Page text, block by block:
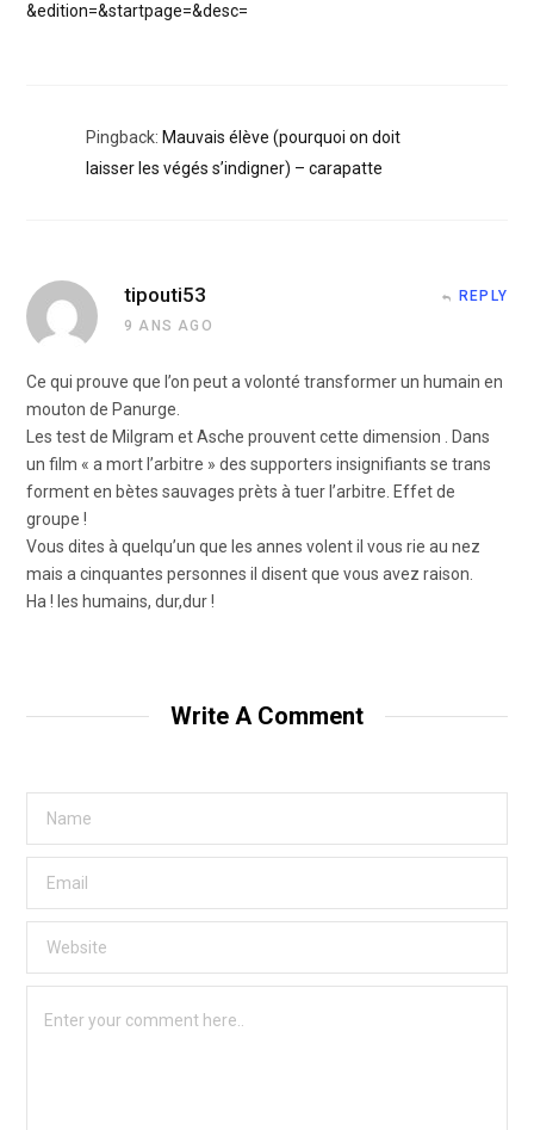
&edition=&startpage=&desc=
Pingback: Mauvais élève (pourquoi on doit
laisser les végés s’indigner) – carapatte
tipouti53
9 ANS AGO
REPLY
Ce qui prouve que l’on peut a volonté transformer un humain en
mouton de Panurge.
Les test de Milgram et Asche prouvent cette dimension . Dans
un film « a mort l’arbitre » des supporters insignifiants se trans
forment en bètes sauvages prèts à tuer l’arbitre. Effet de
groupe !
Vous dites à quelqu’un que les annes volent il vous rie au nez
mais a cinquantes personnes il disent que vous avez raison.
Ha ! les humains, dur,dur !
Write A Comment